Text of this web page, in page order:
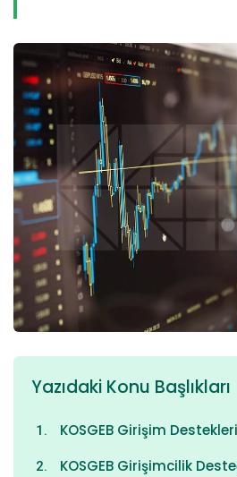
Yazıdaki Konu Başlıkları
KOSGEB Girişim Destekleri
KOSGEB Girişimcilik